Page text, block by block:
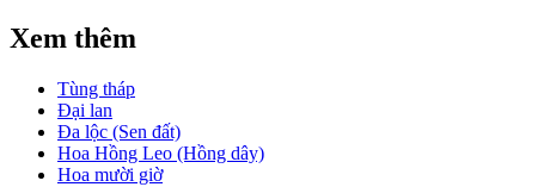
Xem thêm
Tùng tháp
Đại lan
Đa lộc (Sen đất)
Hoa Hồng Leo (Hồng dây)
Hoa mười giờ